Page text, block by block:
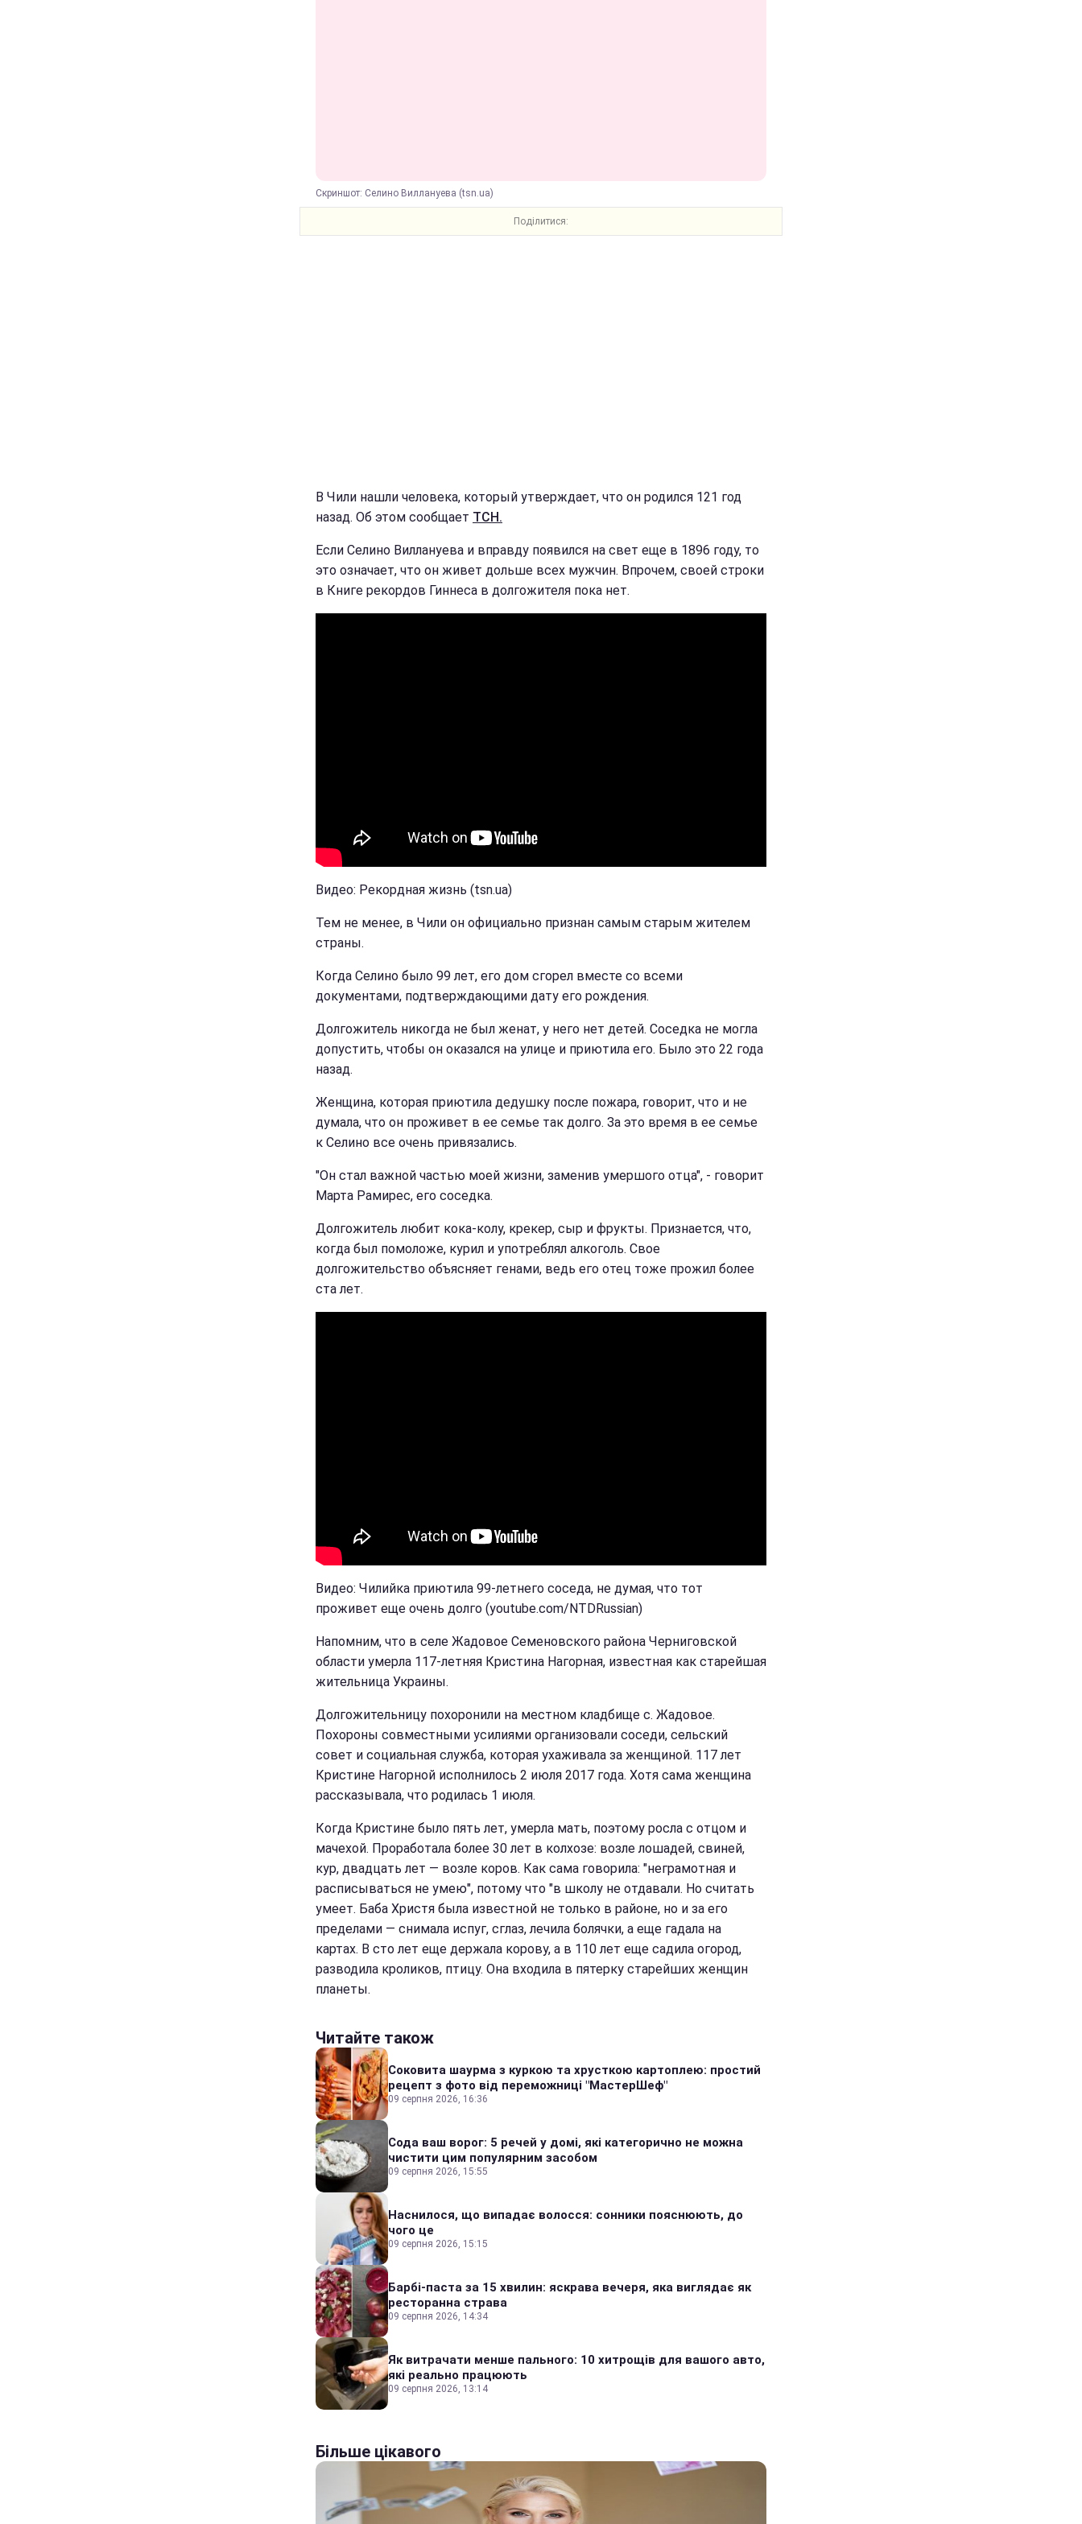
Скриншот: Селино Виллануева (tsn.ua)
Поділитися:
В Чили нашли человека, который утверждает, что он родился 121 год
назад. Об этом сообщает ТСН.
Если Селино Виллануева и вправду появился на свет еще в 1896 году, то
это означает, что он живет дольше всех мужчин. Впрочем, своей строки
в Книге рекордов Гиннеса в долгожителя пока нет.
Видео: Рекордная жизнь (tsn.ua)
Тем не менее, в Чили он официально признан самым старым жителем
страны.
Когда Селино было 99 лет, его дом сгорел вместе со всеми
документами, подтверждающими дату его рождения.
Долгожитель никогда не был женат, у него нет детей. Соседка не могла
допустить, чтобы он оказался на улице и приютила его. Было это 22 года
назад.
Женщина, которая приютила дедушку после пожара, говорит, что и не
думала, что он проживет в ее семье так долго. За это время в ее семье
к Селино все очень привязались.
"Он стал важной частью моей жизни, заменив умершого отца", - говорит
Марта Рамирес, его соседка.
Долгожитель любит кока-колу, крекер, сыр и фрукты. Признается, что,
когда был помоложе, курил и употреблял алкоголь. Свое
долгожительство объясняет генами, ведь его отец тоже прожил более
ста лет.
Видео: Чилийка приютила 99-летнего соседа, не думая, что тот
проживет еще очень долго (youtube.com/NTDRussian)
Напомним, что в селе Жадовое Семеновского района Черниговской
области умерла 117-летняя Кристина Нагорная, известная как старейшая
жительница Украины.
Долгожительницу похоронили на местном кладбище с. Жадовое.
Похороны совместными усилиями организовали соседи, сельский
совет и социальная служба, которая ухаживала за женщиной. 117 лет
Кристине Нагорной исполнилось 2 июля 2017 года. Хотя сама женщина
рассказывала, что родилась 1 июля.
Когда Кристине было пять лет, умерла мать, поэтому росла с отцом и
мачехой. Проработала более 30 лет в колхозе: возле лошадей, свиней,
кур, двадцать лет — возле коров. Как сама говорила: "неграмотная и
расписываться не умею", потому что "в школу не отдавали. Но считать
умеет. Баба Христя была известной не только в районе, но и за его
пределами — снимала испуг, сглаз, лечила болячки, а еще гадала на
картах. В сто лет еще держала корову, а в 110 лет еще садила огород,
разводила кроликов, птицу. Она входила в пятерку старейших женщин
планеты.
Читайте також
Соковита шаурма з куркою та хрусткою картоплею: простий
рецепт з фото від переможниці "МастерШеф"
09 серпня 2026, 16:36
Сода ваш ворог: 5 речей у домі, які категорично не можна
чистити цим популярним засобом
09 серпня 2026, 15:55
Наснилося, що випадає волосся: сонники пояснюють, до
чого це
09 серпня 2026, 15:15
Барбі-паста за 15 хвилин: яскрава вечеря, яка виглядає як
ресторанна страва
09 серпня 2026, 14:34
Як витрачати менше пального: 10 хитрощів для вашого авто,
які реально працюють
09 серпня 2026, 13:14
Більше цікавого